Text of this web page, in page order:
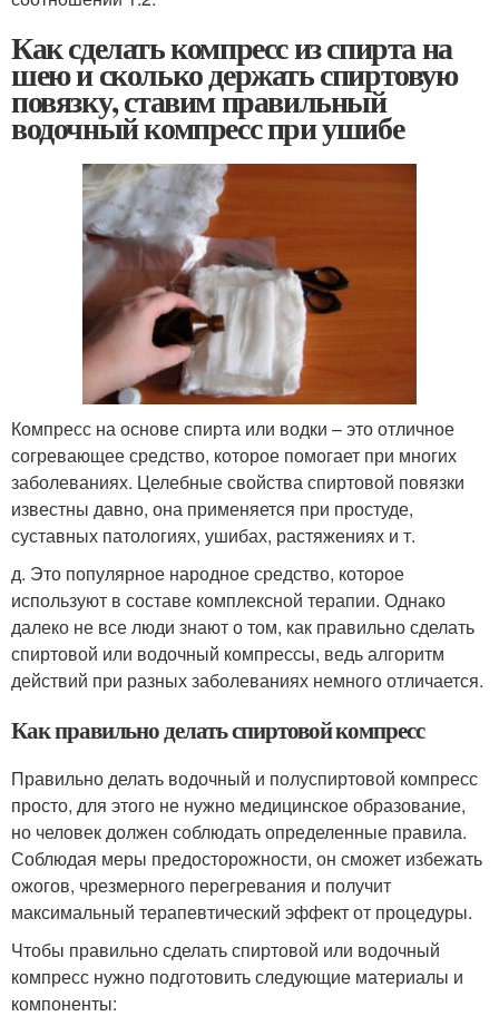
Как сделать компресс из спирта на
шею и сколько держать спиртовую
повязку, ставим правильный
водочный компресс при ушибе
Компресс на основе спирта или водки – это отличное
согревающее средство, которое помогает при многих
заболеваниях. Целебные свойства спиртовой повязки
известны давно, она применяется при простуде,
суставных патологиях, ушибах, растяжениях и т.
д. Это популярное народное средство, которое
используют в составе комплексной терапии. Однако
далеко не все люди знают о том, как правильно сделать
спиртовой или водочный компрессы, ведь алгоритм
действий при разных заболеваниях немного отличается.
Как правильно делать спиртовой компресс
Правильно делать водочный и полуспиртовой компресс
просто, для этого не нужно медицинское образование,
но человек должен соблюдать определенные правила.
Соблюдая меры предосторожности, он сможет избежать
ожогов, чрезмерного перегревания и получит
максимальный терапевтический эффект от процедуры.
Чтобы правильно сделать спиртовой или водочный
компресс нужно подготовить следующие материалы и
компоненты: